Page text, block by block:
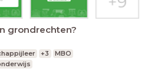
grondrechten?
+3
MBO